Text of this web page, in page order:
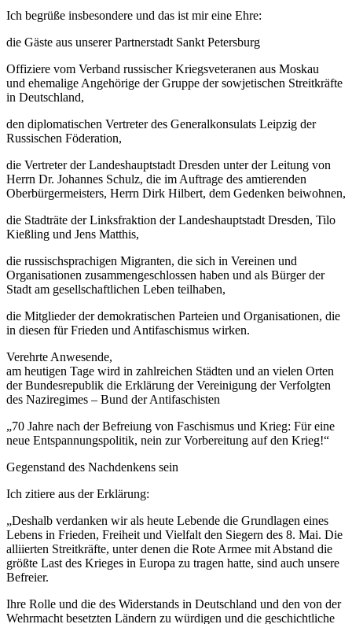
Ich begrüße insbesondere und das ist mir eine Ehre:
die Gäste aus unserer Partnerstadt Sankt Petersburg
Offiziere vom Verband russischer Kriegsveteranen aus Moskau
und ehemalige Angehörige der Gruppe der sowjetischen Streitkräfte
in Deutschland,
den diplomatischen Vertreter des Generalkonsulats Leipzig der
Russischen Föderation,
die Vertreter der Landeshauptstadt Dresden unter der Leitung von
Herrn Dr. Johannes Schulz, die im Auftrage des amtierenden
Oberbürgermeisters, Herrn Dirk Hilbert, dem Gedenken beiwohnen,
die Stadträte der Linksfraktion der Landeshauptstadt Dresden, Tilo
Kießling und Jens Matthis,
die russischsprachigen Migranten, die sich in Vereinen und
Organisationen zusammengeschlossen haben und als Bürger der
Stadt am gesellschaftlichen Leben teilhaben,
die Mitglieder der demokratischen Parteien und Organisationen, die
in diesen für Frieden und Antifaschismus wirken.
Verehrte Anwesende,
am heutigen Tage wird in zahlreichen Städten und an vielen Orten
der Bundesrepublik die Erklärung der Vereinigung der Verfolgten
des Naziregimes – Bund der Antifaschisten
„70 Jahre nach der Befreiung von Faschismus und Krieg: Für eine
neue Entspannungspolitik, nein zur Vorbereitung auf den Krieg!“
Gegenstand des Nachdenkens sein
Ich zitiere aus der Erklärung:
„Deshalb verdanken wir als heute Lebende die Grundlagen eines
Lebens in Frieden, Freiheit und Vielfalt den Siegern des 8. Mai. Die
alliierten Streitkräfte, unter denen die Rote Armee mit Abstand die
größte Last des Krieges in Europa zu tragen hatte, sind auch unsere
Befreier.
Ihre Rolle und die des Widerstands in Deutschland und den von der
Wehrmacht besetzten Ländern zu würdigen und die geschichtliche